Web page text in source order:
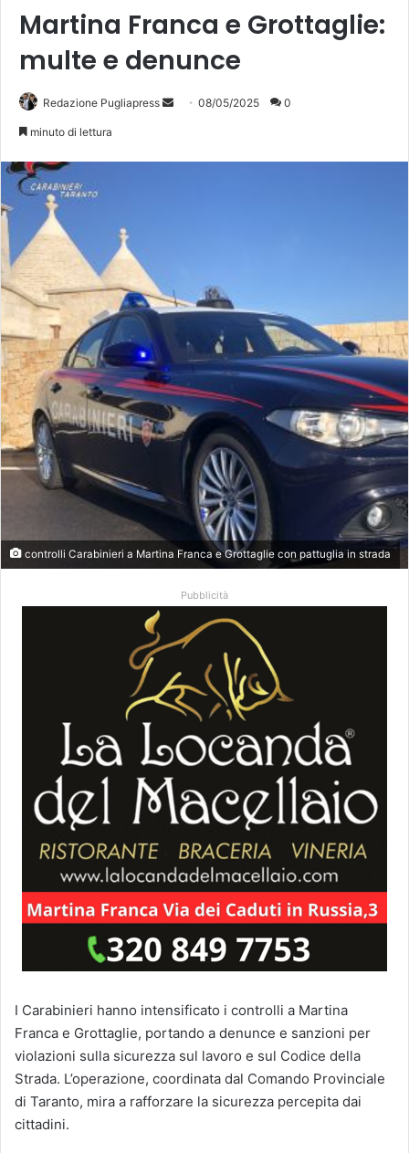
Martina Franca e Grottaglie:
multe e denunce
Redazione Pugliapress
Invia 08/05/2025 0
minuto di lettura
controlli Carabinieri a Martina Franca e Grottaglie con pattuglia in strada
Pubblicità
I Carabinieri hanno intensificato i controlli a Martina
Franca e Grottaglie, portando a denunce e sanzioni per
violazioni sulla sicurezza sul lavoro e sul Codice della
Strada. L’operazione, coordinata dal Comando Provinciale
di Taranto, mira a rafforzare la sicurezza percepita dai
cittadini.